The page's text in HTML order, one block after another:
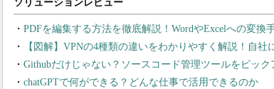
PDFを編集する方法を徹底解説！WordやExcelへの変換
【図解】VPNの4種類の違いをわかりやすく解説！自社
Githubだけじゃない？ソースコード管理ツールをピック
chatGPTで何ができる？どんな仕事で活用できるのか